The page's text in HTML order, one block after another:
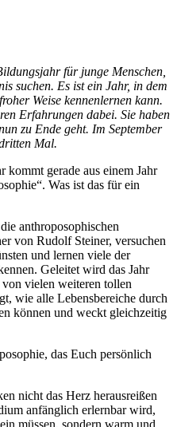
für junge Menschen,
suchen. Es ist ein Jahr, in dem
Weise kennenlernen kann.
Erfahrungen dabei. Sie haben
zu Ende geht. Im September
Mal.
gerade aus einem Jahr
Was ist das für ein
anthroposophischen
von Rudolf Steiner, versuchen
und lernen viele der
Geleitet wird das Jahr
vielen weiteren tollen
wie alle Lebensbereiche durch
können und weckt gleichzeitig
das Euch persönlich
nicht das Herz herausreißen
anfänglich erlernbar wird,
müssen, sondern warm und